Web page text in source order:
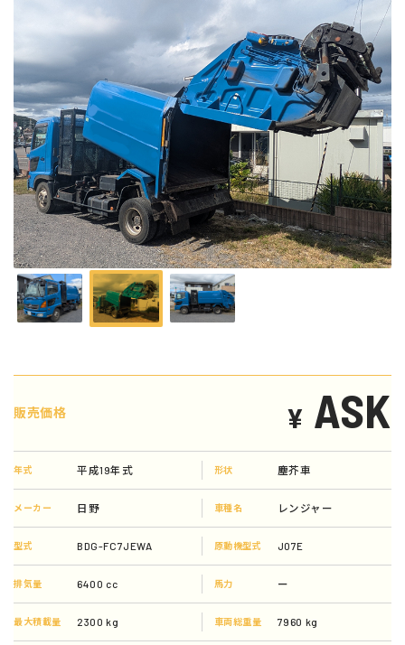
販売価格 ¥ ASK
年式 平成19年式 形状 塵芥車
メーカー 日野 車種名 レンジャー
型式 BDG-FC7JEWA 原動機型式 J07E
排気量 6400 cc 馬力 ー
最大積載量 2300 kg 車両総重量 7960 kg